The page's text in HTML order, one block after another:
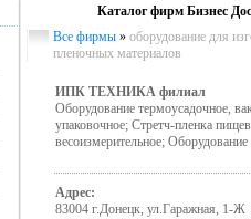
Каталог фирм Бизнес
Все фирмы » оборудование для
пленочных материалов
ИПК ТЕХНИКА филиал
Оборудование термоусадочное,
упаковочное; Стретч-пленка
весоизмерительное;
Адрес:
83004 г.Донецк, ул.Гаражная, 1-Ж